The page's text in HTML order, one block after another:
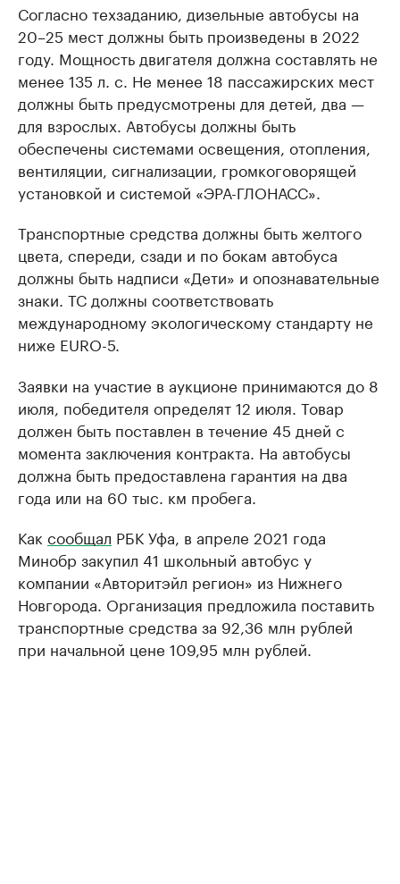
Согласно техзаданию, дизельные автобусы на
20–25 мест должны быть произведены в 2022
году. Мощность двигателя должна составлять не
менее 135 л. с. Не менее 18 пассажирских мест
должны быть предусмотрены для детей, два —
для взрослых. Автобусы должны быть
обеспечены системами освещения, отопления,
вентиляции, сигнализации, громкоговорящей
установкой и системой «ЭРА-ГЛОНАСС».
Транспортные средства должны быть желтого
цвета, спереди, сзади и по бокам автобуса
должны быть надписи «Дети» и опознавательные
знаки. ТС должны соответствовать
международному экологическому стандарту не
ниже EURO-5.
Заявки на участие в аукционе принимаются до 8
июля, победителя определят 12 июля. Товар
должен быть поставлен в течение 45 дней с
момента заключения контракта. На автобусы
должна быть предоставлена гарантия на два
года или на 60 тыс. км пробега.
Как сообщал РБК Уфа, в апреле 2021 года
Минобр закупил 41 школьный автобус у
компании «Авторитэйл регион» из Нижнего
Новгорода. Организация предложила поставить
транспортные средства за 92,36 млн рублей
при начальной цене 109,95 млн рублей.